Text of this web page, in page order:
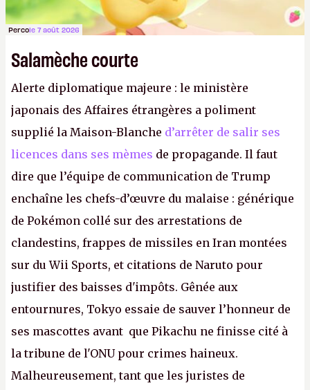
Percole 7 août 2026
Salamèche courte
Alerte diplomatique majeure : le ministère
japonais des Affaires étrangères a poliment
supplié la Maison-Blanche d’arrêter de salir ses
licences dans ses mèmes de propagande. Il faut
dire que l’équipe de communication de Trump
enchaîne les chefs-d’œuvre du malaise : générique
de Pokémon collé sur des arrestations de
clandestins, frappes de missiles en Iran montées
sur du Wii Sports, et citations de Naruto pour
justifier des baisses d'impôts. Gênée aux
entournures, Tokyo essaie de sauver l’honneur de
ses mascottes avant que Pikachu ne finisse cité à
la tribune de l'ONU pour crimes haineux.
Malheureusement, tant que les juristes de